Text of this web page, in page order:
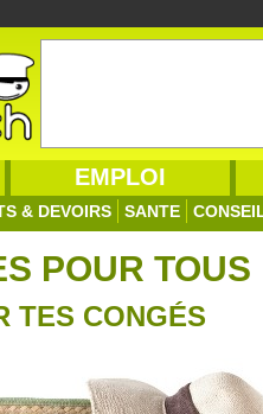
EMPLOI
& DEVOIRS SANTE
POUR TOUS
TES CONGÉS